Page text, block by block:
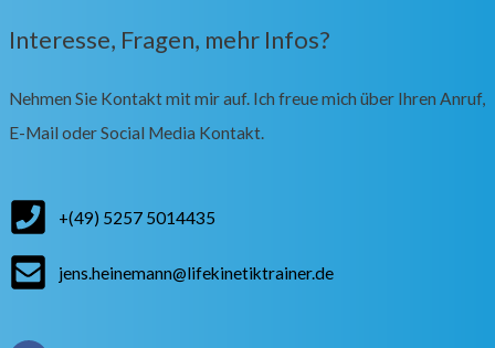
Interesse, Fragen, mehr Infos?
Nehmen Sie Kontakt mit mir auf. Ich freue mich über Ihren Anruf,
E-Mail oder Social Media Kontakt.
+(49) 5257 5014435
jens.heinemann@lifekinetiktrainer.de